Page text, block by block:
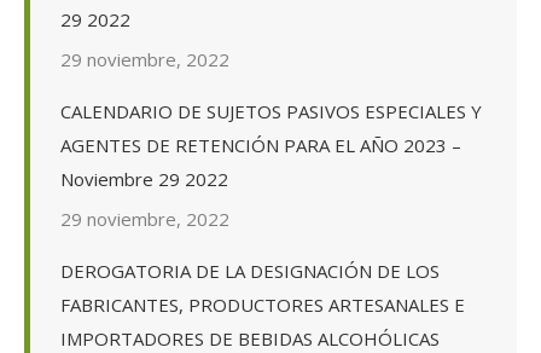
29 2022
29 noviembre, 2022
CALENDARIO DE SUJETOS PASIVOS ESPECIALES Y
AGENTES DE RETENCIÓN PARA EL AÑO 2023 –
Noviembre 29 2022
29 noviembre, 2022
DEROGATORIA DE LA DESIGNACIÓN DE LOS
FABRICANTES, PRODUCTORES ARTESANALES E
IMPORTADORES DE BEBIDAS ALCOHÓLICAS